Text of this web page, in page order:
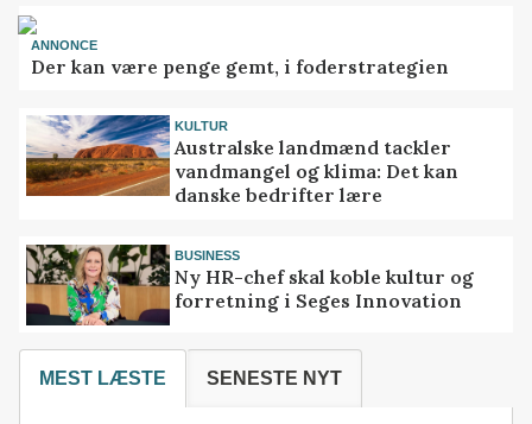
ANNONCE
Der kan være penge gemt, i foderstrategien
KULTUR
Australske landmænd tackler
vandmangel og klima: Det kan
danske bedrifter lære
BUSINESS
Ny HR-chef skal koble kultur og
forretning i Seges Innovation
MEST LÆSTE SENESTE NYT